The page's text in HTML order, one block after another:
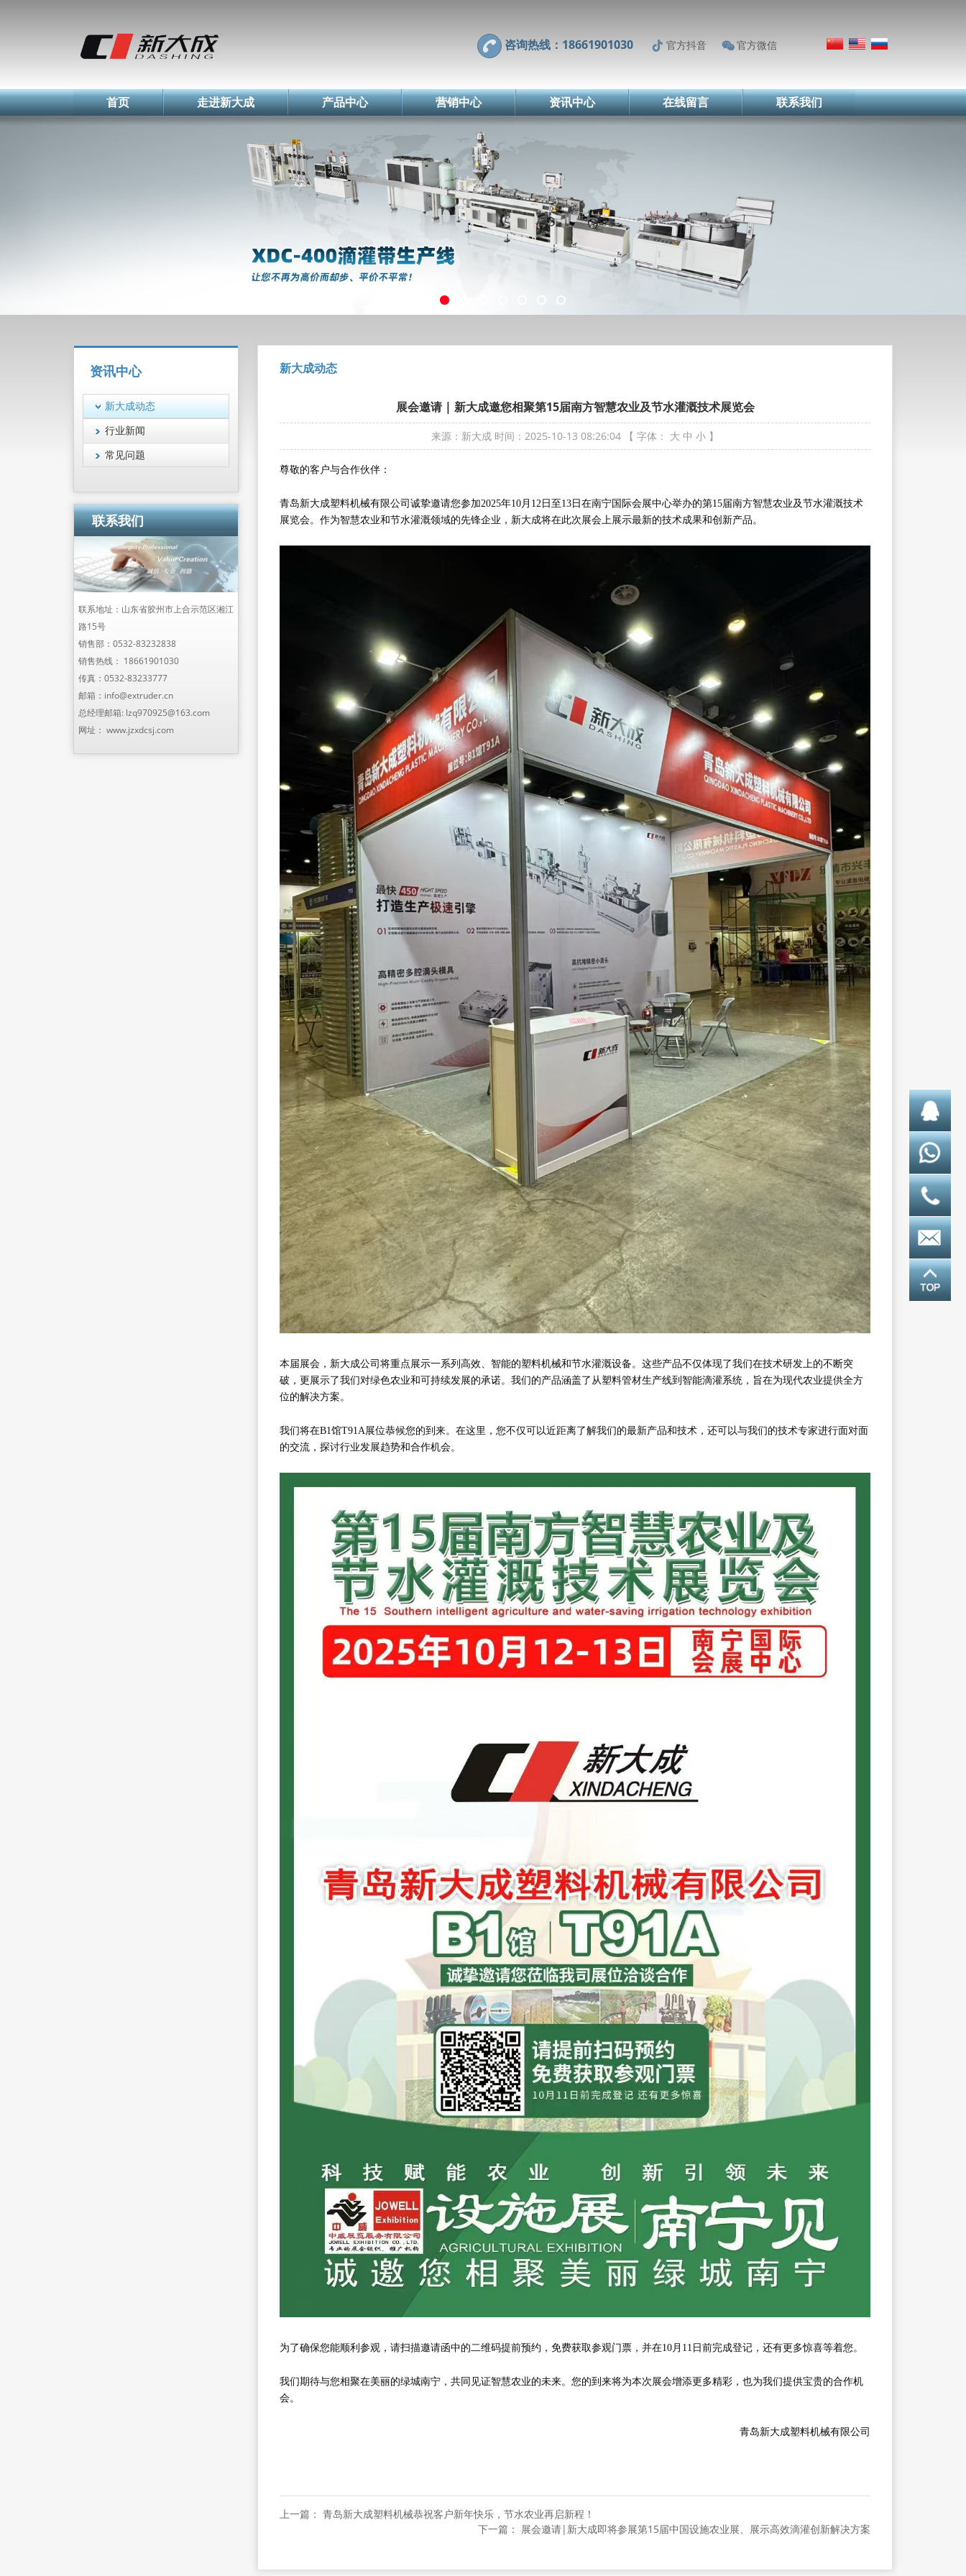
咨询热线：18661901030 官方抖音 官方微信
简体中文EnglishРусский
首页 走进新大成 产品中心 营销中心 资讯中心 在线留言 联系我们
新大成动态
展会邀请 | 新大成邀您相聚第15届南方智慧农业及节水灌溉技术展览会
来源：新大成 时间：2025-10-13 08:26:04 【 字体： 大 中 小 】
尊敬的客户与合作伙伴：
青岛新大成塑料机械有限公司诚挚邀请您参加2025年10月12日至13日在南宁国际会展中心举办的第15届南方智慧农业及节水灌溉技术
展览会。作为智慧农业和节水灌溉领域的先锋企业，新大成将在此次展会上展示最新的技术成果和创新产品。
本届展会，新大成公司将重点展示一系列高效、智能的塑料机械和节水灌溉设备。这些产品不仅体现了我们在技术研发上的不断突
破，更展示了我们对绿色农业和可持续发展的承诺。我们的产品涵盖了从塑料管材生产线到智能滴灌系统，旨在为现代农业提供全方
位的解决方案。
我们将在B1馆T91A展位恭候您的到来。在这里，您不仅可以近距离了解我们的最新产品和技术，还可以与我们的技术专家进行面对面
的交流，探讨行业发展趋势和合作机会。
为了确保您能顺利参观，请扫描邀请函中的二维码提前预约，免费获取参观门票，并在10月11日前完成登记，还有更多惊喜等着您。
我们期待与您相聚在美丽的绿城南宁，共同见证智慧农业的未来。您的到来将为本次展会增添更多精彩，也为我们提供宝贵的合作机
会。
青岛新大成塑料机械有限公司
上一篇： 青岛新大成塑料机械恭祝客户新年快乐，节水农业再启新程！
下一篇： 展会邀请|新大成即将参展第15届中国设施农业展、展示高效滴灌创新解决方案
资讯中心
新大成动态
行业新闻
常见问题
联系我们
联系地址：山东省胶州市上合示范区湘江
路15号
销售部： 0532-83232838
销售热线： 18661901030
传真：0532-83233777
邮箱： info@extruder.cn
总经理邮箱: lzq970925@163.com
网址： www.jzxdcsj.com